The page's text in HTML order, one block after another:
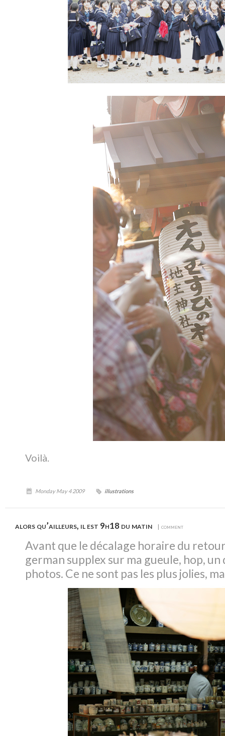
Voilà.
Monday May 4 2009 illustrations
alors qu’ailleurs, il est 9h18 du matin | comment
Avant que le décalage horaire du
german supplex sur ma gueule, hop,
photos. Ce ne sont pas les plus jolies,